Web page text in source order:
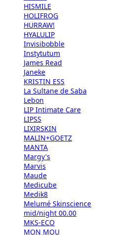
HISMILE
HOLIFROG
HURRAW!
HYALULIP
Invisibobble
Instytutum
James Read
Janeke
KRISTIN ESS
La Sultane de Saba
Lebon
LIP Intimate Care
LIPSS
LIXIRSKIN
MALIN+GOETZ
MANTA
Margy's
Marvis
Maude
Medicube
Medik8
Melumé Skinscience
mid/night 00.00
MKS-ECO
MON MOU